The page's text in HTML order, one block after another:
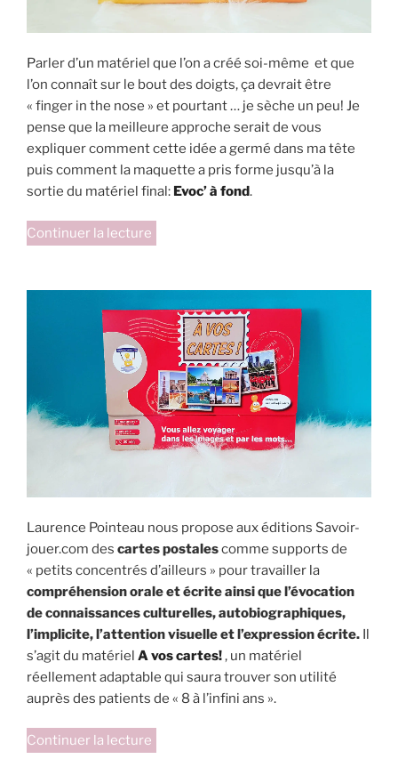
Parler d’un matériel que l’on a créé soi-même et que
l’on connaît sur le bout des doigts, ça devrait être
« finger in the nose » et pourtant … je sèche un peu! Je
pense que la meilleure approche serait de vous
expliquer comment cette idée a germé dans ma tête
puis comment la maquette a pris forme jusqu’à la
sortie du matériel final: Evoc’ à fond.
Continuer la lecture
Laurence Pointeau nous propose aux éditions Savoir-
jouer.com des cartes postalescomme supports de
« petits concentrés d’ailleurs » pour travailler la
compréhension orale et écrite ainsi que l’évocation
de connaissances culturelles, autobiographiques,
l’implicite, l’attention visuelle et l’expression écrite. Il
s’agit du matériel A vos cartes!, un matériel
réellement adaptable qui saura trouver son utilité
auprès des patients de « 8 à l’infini ans ».
Continuer la lecture